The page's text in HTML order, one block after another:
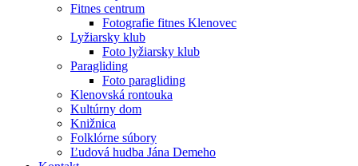
Fitnes centrum
Fotografie fitnes Klenovec
Lyžiarsky klub
Foto lyžiarsky klub
Paragliding
Foto paragliding
Klenovská rontouka
Kultúrny dom
Knižnica
Folklórne súbory
Ľudová hudba Jána Demeho